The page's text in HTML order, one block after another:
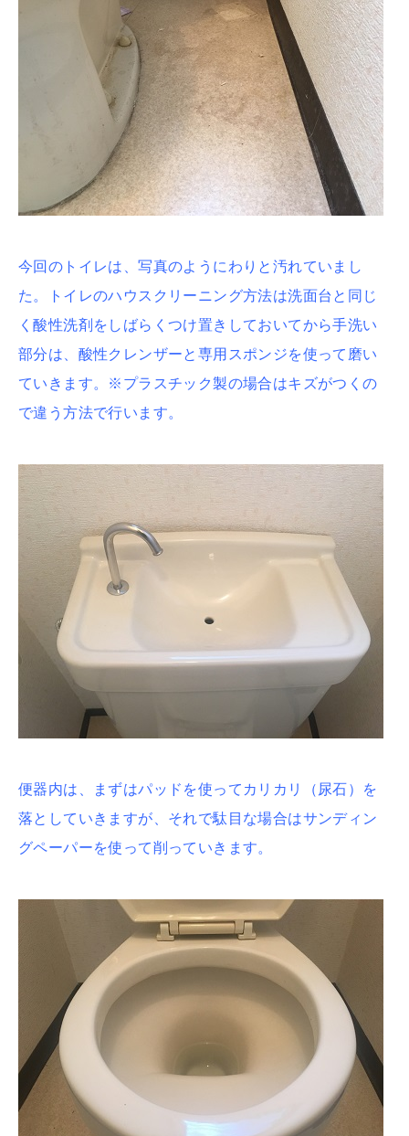
今回のトイレは、写真のようにわりと汚れていまし
た。トイレのハウスクリーニング方法は洗面台と同じ
く酸性洗剤をしばらくつけ置きしておいてから手洗い
部分は、酸性クレンザーと専用スポンジを使って磨い
ていきます。※プラスチック製の場合はキズがつくの
で違う方法で行います。
便器内は、まずはパッドを使ってカリカリ（尿石）を
落としていきますが、それで駄目な場合はサンディン
グペーパーを使って削っていきます。